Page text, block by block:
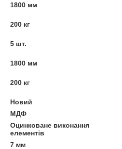
1800 мм
200 кг
5 шт.
1800 мм
200 кг
Новий
МДФ
Оцинковане виконання
елементів
7 мм